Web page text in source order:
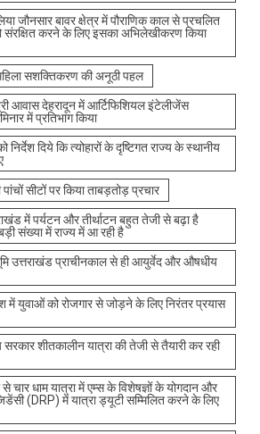
जौनसार बावर क्षेत्र में पौराणिक काल से प्रचलित
संरक्षित करने के लिए इसका अभिलेखीकरण किया
सशक्तिकरण की अनूठी पहल
आवास देहरादून में आर्टिफिशियल इंटेलीजेंस
में प्रतिभाग किया
निर्देश दिये कि त्योहारों के दृष्टिगत राज्य के स्थानीय
सीटों पर किया ताबड़तोड़ प्रचार
में पर्यटन और तीर्थाटन बहुत तेजी से बढ़ा है
संख्या में राज्य में आ रही है
उत्तराखंड प्राचीनकाल से ही आयुर्वेद और औषधीय
में युवाओं को रोजगार से जोड़ने के लिए निरंतर प्रयास
शीतकालीन यात्रा की तेजी से तैयारी कर रही
चार धाम यात्रा में एम्स के विशेषज्ञों के योगदान और
(DRP) में यात्रा ड्यूटी सम्मिलित करने के लिए